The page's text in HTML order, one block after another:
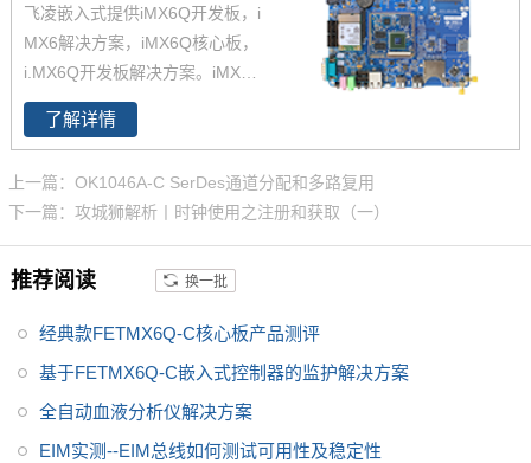
发板,飞思卡尔imx6提供者,imx6
系列产品现已畅销全国,欢迎咨询!
飞凌嵌入式提供iMX6Q开发板，i
MX6解决方案，iMX6Q核心板，
i.MX6Q开发板解决方案。iMX6Q
稳定、快速、性价比高，欢迎选
购 NXP iMX6系列芯片全支持，
了解详情
上一篇：OK1046A-C SerDes通道分配和多路复用
下一篇：攻城狮解析丨时钟使用之注册和获取（一）
推荐阅读 换一批
经典款FETMX6Q-C核心板产品测评
基于FETMX6Q-C嵌入式控制器的监护解决方案
全自动血液分析仪解决方案
EIM实测--EIM总线如何测试可用性及稳定性